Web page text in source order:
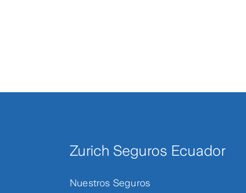
Zurich Seguros Ecuador
Nuestros Seguros